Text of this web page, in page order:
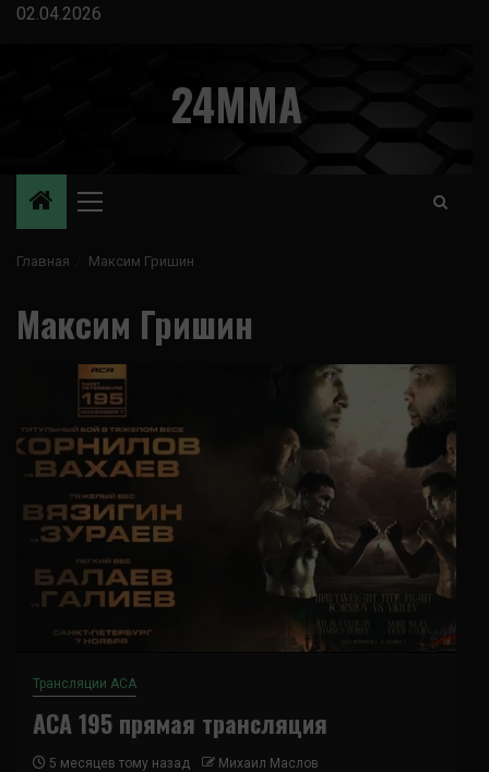
Перейти
02.04.2026
24MMA
Основное
Главная Максим Гришин
Максим Гришин
Трансляции ACA
ACA 195 прямая трансляция
5 месяцев тому назад Михаил Маслов